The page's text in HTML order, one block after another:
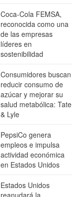
Coca-Cola FEMSA,
reconocida como una
de las empresas
líderes en
sostenibilidad
Consumidores buscan
reducir consumo de
azúcar y mejorar su
salud metabólica: Tate
& Lyle
PepsiCo genera
empleos e impulsa
actividad económica
en Estados Unidos
Estados Unidos
reanudará la